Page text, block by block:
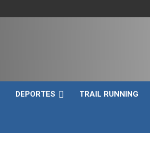
DEPORTES TRAIL RUNNING